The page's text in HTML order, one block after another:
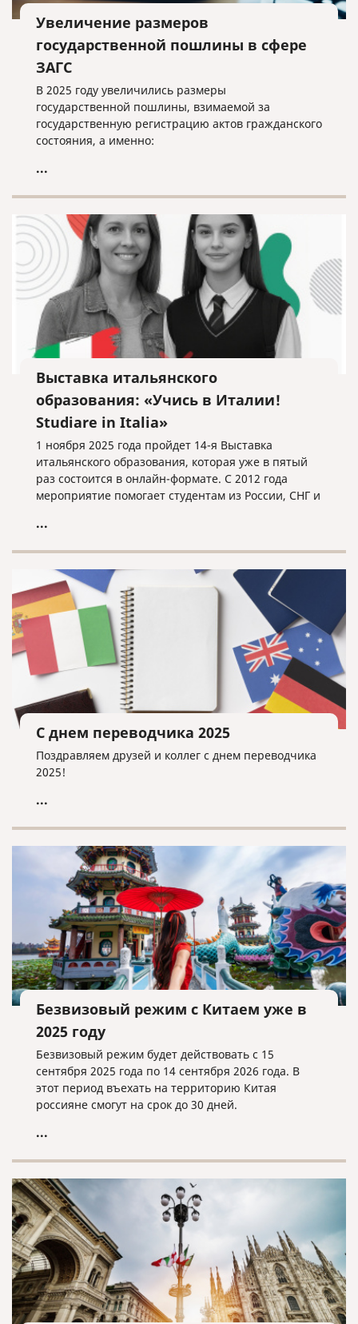
Увеличение размеров
государственной пошлины в сфере
ЗАГС
В 2025 году увеличились размеры
государственной пошлины, взимаемой за
государственную регистрацию актов гражданского
состояния, а именно:
...
Выставка итальянского
образования: «Учись в Италии!
Studiare in Italia»
1 ноября 2025 года пройдет 14-я Выставка
итальянского образования, которая уже в пятый
раз состоится в онлайн-формате. С 2012 года
мероприятие помогает студентам из России, СНГ и
высшего образования.
...
С днем переводчика 2025
Поздравляем друзей и коллег с днем переводчика
2025!
...
Безвизовый режим с Китаем уже в
2025 году
Безвизовый режим будет действовать с 15
сентября 2025 года по 14 сентября 2026 года. В
этот период въехать на территорию Китая
россияне смогут на срок до 30 дней.
...